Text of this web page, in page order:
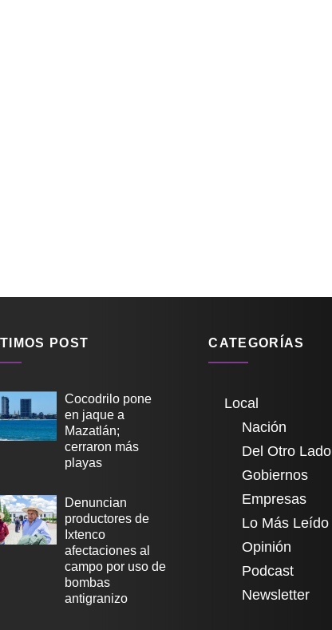
POST
Cocodrilo pone
en jaque a
Mazatlán;
cerraron más
playas
Denuncian
productores de
Ixtenco
afectaciones al
campo por uso de
bombas
antigranizo
CATEGORÍAS
Local
Nación
Del Otro Lado
Gobiernos
Empresas
Lo Más Leído
Opinión
Podcast
Newsletter